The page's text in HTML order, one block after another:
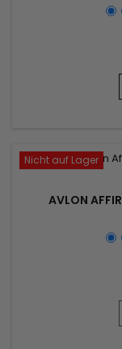
Nicht auf Lager
AVLON